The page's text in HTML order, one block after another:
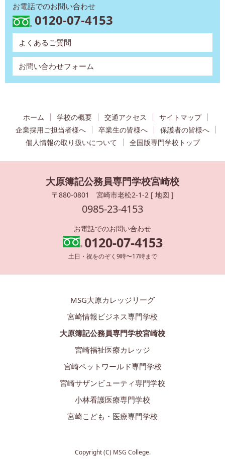
お電話でのお問い合わせ
0120-07-4153
よくあるご質問
お問い合わせフォーム
ホーム 学校の概要 交通アクセス
サイトマップ
企業採用ご担当者様へ
卒業生の皆様へ
保護者の皆様へ
個人情報の取り扱いについて
全国版専門学校トップ
大原簿記公務員専門学校宮崎校
〒880-0801 宮崎市老松2-1-2 [ 地図 ]
0985-23-4153
お電話でのお問い合わせ
0120-07-4153
土日・祝をのぞく9時〜17時まで
MSG大原カレッジリーグ
宮崎情報ビジネス専門学校
大原簿記公務員専門学校宮崎校
宮崎福祉医療カレッジ
宮崎ペットワールド専門学校
宮崎サザンビューティ専門学校
小林看護医療専門学校
宮崎こども・医療専門学校
Copyright (C) MSG College.